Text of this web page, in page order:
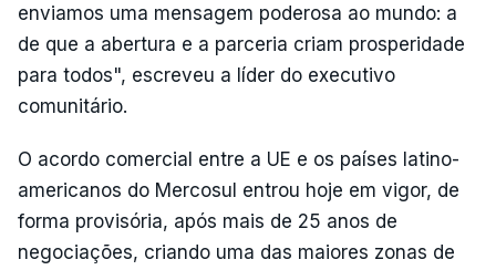
enviamos uma mensagem poderosa ao mundo: a
de que a abertura e a parceria criam prosperidade
para todos", escreveu a líder do executivo
comunitário.
O acordo comercial entre a UE e os países latino-
americanos do Mercosul entrou hoje em vigor, de
forma provisória, após mais de 25 anos de
negociações, criando uma das maiores zonas de